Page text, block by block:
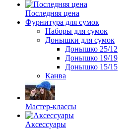
Последняя цена
Фурнитура для сумок
Наборы для сумок
Донышки для сумок
Донышко 25/12
Донышко 19/19
Донышко 15/15
Канва
Мастер-классы
Аксессуары